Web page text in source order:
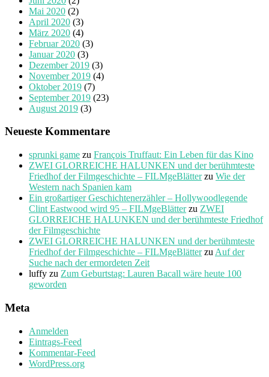
Mai 2020 (2)
April 2020 (3)
März 2020 (4)
Februar 2020 (3)
Januar 2020 (3)
Dezember 2019 (3)
November 2019 (4)
Oktober 2019 (7)
September 2019 (23)
August 2019 (3)
Neueste Kommentare
sprunki game zu François Truffaut: Ein Leben für das Kino
ZWEI GLORREICHE HALUNKEN und der berühmteste
Friedhof der Filmgeschichte – FILMgeBlätterzu Wie der
Western nach Spanien kam
Ein großartiger Geschichtenerzähler – Hollywoodlegende
Clint Eastwood wird 95 – FILMgeBlätterzu ZWEI
GLORREICHE HALUNKEN und der berühmteste Friedhof
der Filmgeschichte
ZWEI GLORREICHE HALUNKEN und der berühmteste
Friedhof der Filmgeschichte – FILMgeBlätterzu Auf der
Suche nach der ermordeten Zeit
luffy zu Zum Geburtstag: Lauren Bacall wäre heute 100
geworden
Meta
Anmelden
Eintrags-Feed
Kommentar-Feed
WordPress.org